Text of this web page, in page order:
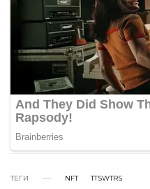
ТЕГИ NFT TTSWTRS